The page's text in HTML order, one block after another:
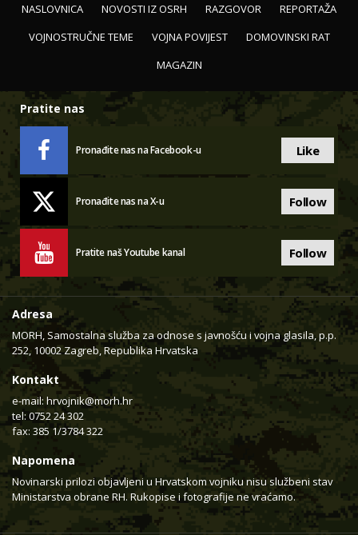
NASLOVNICA NOVOSTI IZ OSRH RAZGOVOR
REPORTAŽA
VOJNOSTRUČNE TEME
VOJNA POVIJEST
DOMOVINSKI RAT
MAGAZIN
Pratite nas
Pronađite nas na Facebook-u Like
Pronađite nas na X-u Follow
Pratite naš Youtube kanal Follow
Adresa
MORH, Samostalna služba za odnose s javnošću i vojna glasila, p.p.
252, 10002 Zagreb, Republika Hrvatska
Kontakt
e-mail: hrvojnik@morh.hr
tel: 0752 24 302
fax: 385 1/3784 322
Napomena
Novinarski prilozi objavljeni u Hrvatskom vojniku nisu službeni stav
Ministarstva obrane RH. Rukopise i fotografije ne vraćamo.